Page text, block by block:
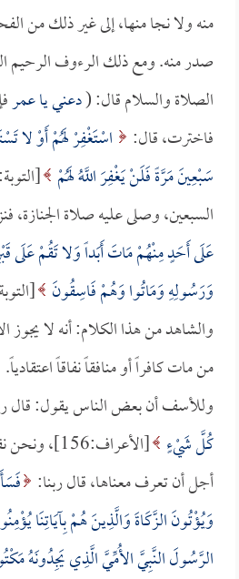
منه ولا نجا منها، إلى غير ذلك من
صدر منه. ومع ذلك الرءوف الرحيم
الصلاة والسلام قال: (دعني ياعمر
فاخترت، قال:
اسْتَغْفِرْ لَهُمْ أَوْ لا
سَبْعِينَ مَرَّةً فَلَنْ يَغْفِرَ اللَّهُ لَهُمْ
السبعين، وصلى عليه صلاة الجنازة،
عَلَى أَحَدٍ مِنْهُمْ مَاتَ أَبَداً وَلا تَقُمْ عَلَى
وَرَسُولِهِ وَمَاتُوا وَهُمْ فَاسِقُونَ
والشاهد من هذا الكلام: أنه لا يجوز
من مات كافراً أو منافقاً نفاقاً اعتقادياً.
وللأسف أن بعض الناس يقول: قال
كُلَّ شَيْءٍ
أجل أن تعرف معناها، قال ربنا:
وَيُؤْتُونَ الزَّكَاةَ وَالَّذِينَ هُمْ بِآيَاتِنَا
الرَّسُولَ النَّبِيَّ الأُمِّيَّ الَّذِي يَجِدُونَهُ